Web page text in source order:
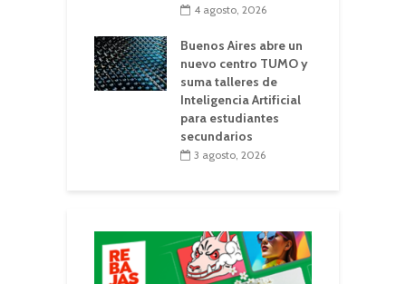
4 agosto, 2026
Buenos Aires abre un
nuevo centro TUMO y
suma talleres de
Inteligencia Artificial
para estudiantes
secundarios
3 agosto, 2026